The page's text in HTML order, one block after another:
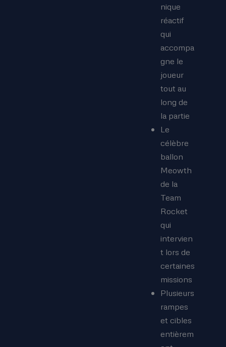
nique
réactif
qui
accompa
gne le
joueur
tout au
long de
la partie
Le
célèbre
ballon
Meowth
de la
Team
Rocket
qui
intervien
t lors de
certaines
missions
Plusieurs
rampes
et cibles
entièrem